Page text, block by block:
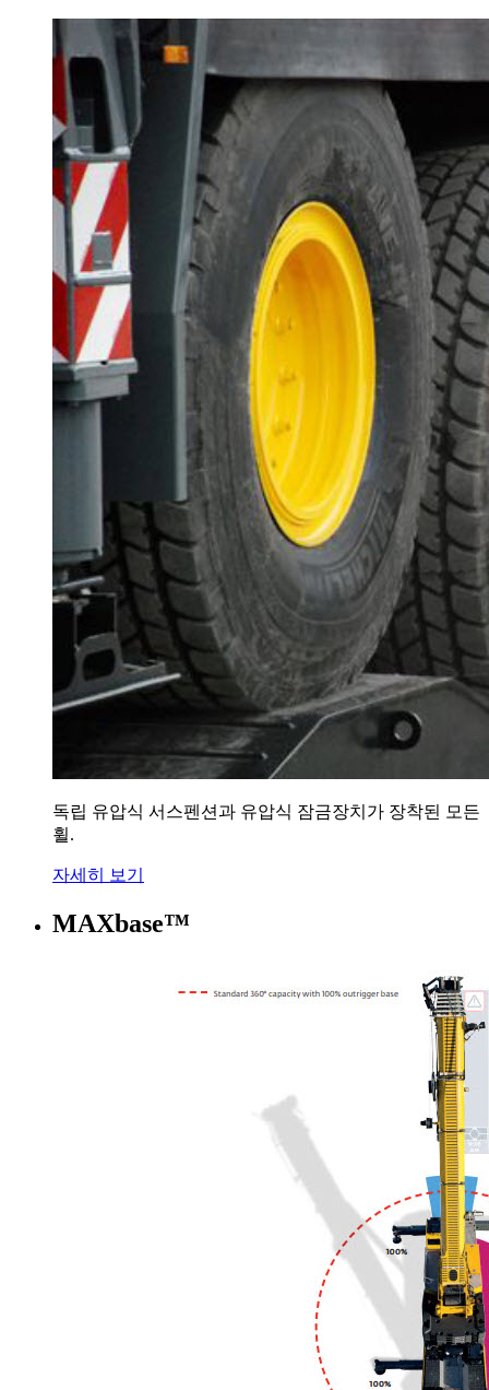
독립 유압식 서스펜션과 유압식 잠금장치가 장착된 모든
휠.
자세히 보기
MAXbase™